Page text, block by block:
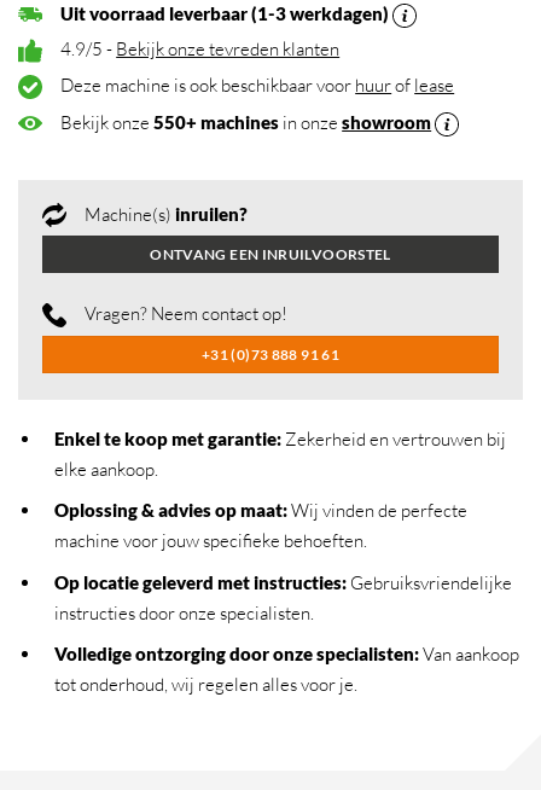
Uit voorraad leverbaar (1-3 werkdagen)
4.9/5 - Bekijk onze tevreden klanten
Deze machine is ook beschikbaar voor huurof lease
Bekijk onze550+ machines in onzeshowroom
Machine(s) inruilen?
ONTVANG EEN INRUILVOORSTEL
Vragen? Neem contact op!
+31 (0)73 888 91 61
Enkel te koop met garantie:Zekerheid en vertrouwen bij
elke aankoop.
Oplossing & advies op maat:Wij vinden de perfecte
machine voor jouw specifieke behoeften.
Op locatie geleverd met instructies:Gebruiksvriendelijke
instructies door onze specialisten.
Volledige ontzorging door onze specialisten:Van aankoop
tot onderhoud, wij regelen alles voor je.